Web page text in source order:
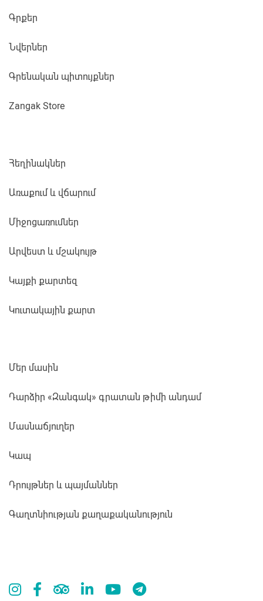
Գրքեր
Նվերներ
Գրենական պիտույքներ
Zangak Store
Հեղինակներ
Առաքում և վճարում
Միջոցառումներ
Արվեստ և մշակույթ
Կայքի քարտեզ
Կուտակային քարտ
Մեր մասին
Դարձիր «Զանգակ» գրատան թիմի անդամ
Մասնաճյուղեր
Կապ
Դրույթներ և պայմաններ
Գաղտնիության քաղաքականություն